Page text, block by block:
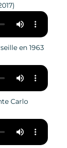
en 1963
Carlo